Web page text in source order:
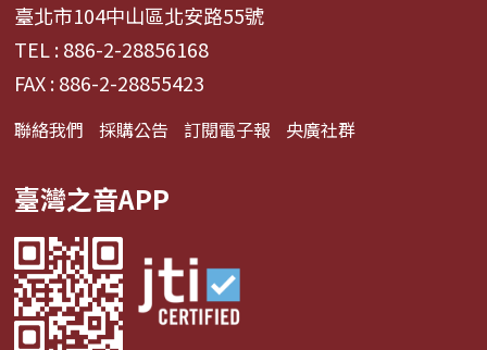
臺北市104中山區北安路55號
TEL : 886-2-28856168
FAX : 886-2-28855423
聯絡我們 採購公告 訂閱電子報 央廣社群
臺灣之音APP